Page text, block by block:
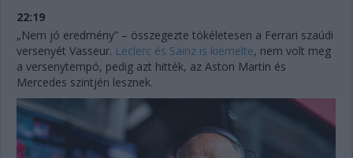
22:19
„Nem jó eredmény” – összegezte tökéletesen a Ferrari szaúdi
versenyét Vasseur. Leclerc és Sainz is kiemelte, nem volt meg
a versenytempó, pedig azt hitték, az Aston Martin és
Mercedes szintjén lesznek.